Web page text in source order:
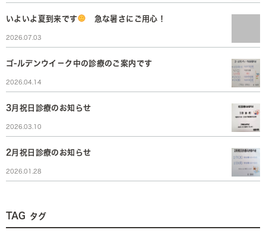
いよいよ夏到来です 急な暑さにご用心！
2026.07.03
ゴ-ルデンウイ－ク中の診療のご案内です
2026.04.14
3月祝日診療のお知らせ
2026.03.10
2月祝日診療のお知らせ
2026.01.28
TAG タグ